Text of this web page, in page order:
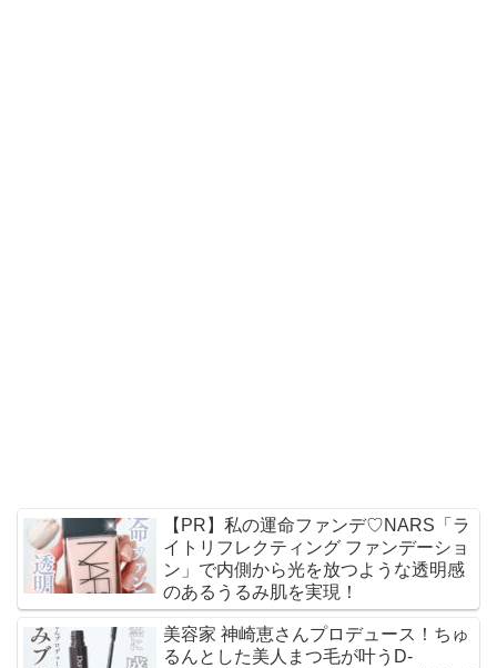
【PR】私の運命ファンデ♡NARS「ラ
イトリフレクティング ファンデーショ
ン」で内側から光を放つような透明感
のあるうるみ肌を実現！
美容家 神崎恵さんプロデュース！ちゅ
るんとした美人まつ毛が叶うD-